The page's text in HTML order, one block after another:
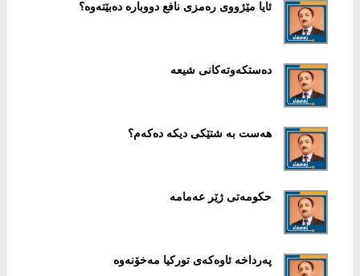
ئایا مێژووی رەمزی نافع دووبارە دەبێتەوە؟
دەستكەوتەكانی شیعە
هەست بە شتێكی دیكە دەكەم؟
حكومەتی ژێر عەمامە
پەرداخە ئاوەكەی توركیا مەخۆنەوە